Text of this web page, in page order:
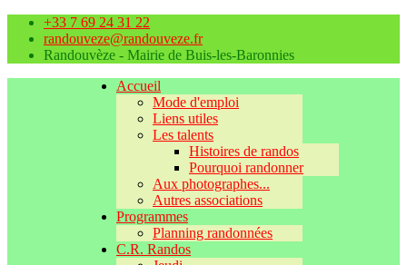
+33 7 69 24 31 22
randouveze@randouveze.fr
Randouvèze - Mairie de Buis-les-Baronnies
Accueil
Mode d'emploi
Liens utiles
Les talents
Histoires de randos
Pourquoi randonner
Aux photographes...
Autres associations
Programmes
Planning randonnées
C.R. Randos